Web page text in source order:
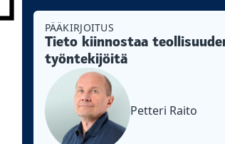
PÄÄKIRJOITUS
Tieto kiinnostaa
työntekijöitä
Petteri Raito